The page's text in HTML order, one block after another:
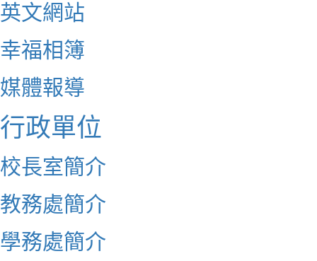
英文網站
幸福相簿
媒體報導
行政單位
校長室簡介
教務處簡介
學務處簡介